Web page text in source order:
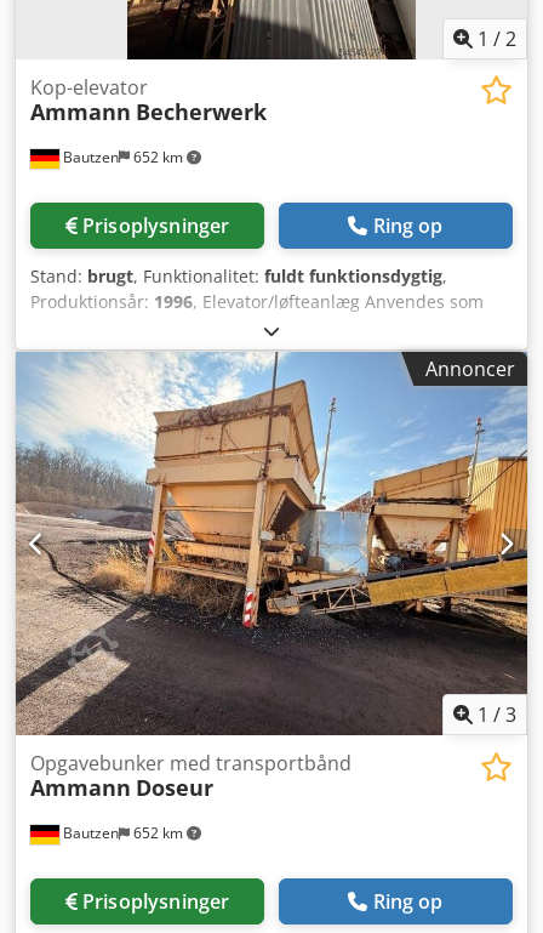
1 /2
Bautzen 652 km
Kop-elevator
Ammann Becherwerk
Prisoplysninger Ring op
Stand: brugt, Funktionalitet: fuldt funktionsdygtig,
Produktionsår: 1996, Elevator/løfteanlæg Anvendes som
RC-materialetransportør H 26 m Dodpozq S Dasfx Agvekr
Annoncer
1 /3
Bautzen 652 km
Opgavebunker med transportbånd
Ammann Doseur
Prisoplysninger Ring op